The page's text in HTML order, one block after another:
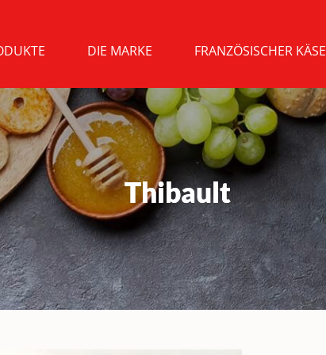
DIE MARKE FRANZÖSISCHER KÄSE
Thibault